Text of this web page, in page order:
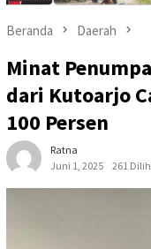
Beranda Daerah
Minat
dari Kutoarjo
100 Persen
Ratna
Juni 1, 2025
261